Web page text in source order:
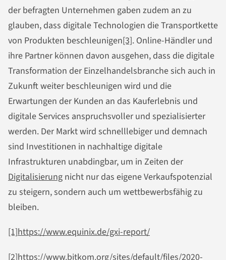
der befragten Unternehmen gaben zudem an zu
glauben, dass digitale Technologien die Transportkette
von Produkten beschleunigen[3]. Online-Händler und
ihre Partner können davon ausgehen, dass die digitale
Transformation der Einzelhandelsbranche sich auch in
Zukunft weiter beschleunigen wird und die
Erwartungen der Kunden an das Kauferlebnis und
digitale Services anspruchsvoller und spezialisierter
werden. Der Markt wird schnelllebiger und demnach
sind Investitionen in nachhaltige digitale
Infrastrukturen unabdingbar, um in Zeiten der
Digitalisierung nicht nur das eigene Verkaufspotenzial
zu steigern, sondern auch um wettbewerbsfähig zu
bleiben.
[1]https://www.equinix.de/gxi-report/
[2]https://www.bitkom.org/sites/default/files/2020-